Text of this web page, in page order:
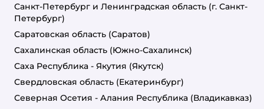
Санкт-Петербург и Ленинградская область (г. Санкт-
Петербург)
Саратовская область (Саратов)
Сахалинская область (Южно-Сахалинск)
Саха Республика - Якутия (Якутск)
Свердловская область (Екатеринбург)
Северная Осетия - Алания Республика (Владикавказ)